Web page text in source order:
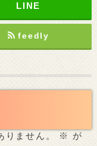
feedly
ません。 ※
が